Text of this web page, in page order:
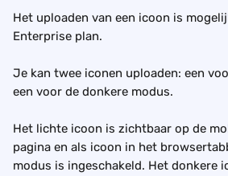
Het uploaden van een icoon is
Enterprise plan.
Je kan twee iconen uploaden: een
een voor de donkere modus.
Het lichte icoon is zichtbaar op de
pagina en als icoon in het
modus is ingeschakeld. Het donkere